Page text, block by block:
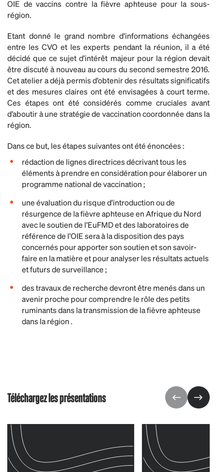
OIE de vaccins contre la fièvre aphteuse pour la sous-
région.
Etant donné le grand nombre d’informations échangées
entre les CVO et les experts pendant la réunion, il a été
décidé que ce sujet d’intérêt majeur pour la région devait
être discuté à nouveau au cours du second semestre 2016.
Cet atelier a déjà permis d’obtenir des résultats significatifs
et des mesures claires ont été envisagées à court terme.
Ces étapes ont été considérés comme cruciales avant
d’aboutir à une stratégie de vaccination coordonnée dans la
région.
Dans ce but, les étapes suivantes ont été énoncées :
rédaction de lignes directrices décrivant tous les
éléments à prendre en considération pour élaborer un
programme national de vaccination ;
une évaluation du risque d’introduction ou de
résurgence de la fièvre aphteuse en Afrique du Nord
avec le soutien de l’EuFMD et des laboratoires de
référence de l’OIE sera à la disposition des pays
concernés pour apporter son soutien et son savoir-
faire en la matière et pour analyser les résultats actuels
et futurs de surveillance ;
des travaux de recherche devront être menés dans un
avenir proche pour comprendre le rôle des petits
ruminants dans la transmission de la fièvre aphteuse
dans la région .
Téléchargez les présentations